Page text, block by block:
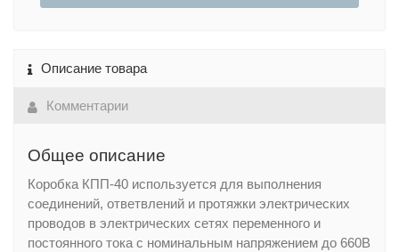
Описание товара
Комментарии
Общее описание
Коробка КПП-40 используется для выполнения
соединений, ответвлений и протяжки электрических
проводов в электрических сетях переменного и
постоянного тока с номинальным напряжением до 660В